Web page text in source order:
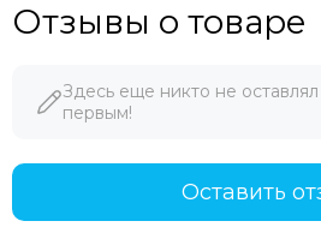
Отзывы о товаре
Здесь еще никто не
первым!
Оставить